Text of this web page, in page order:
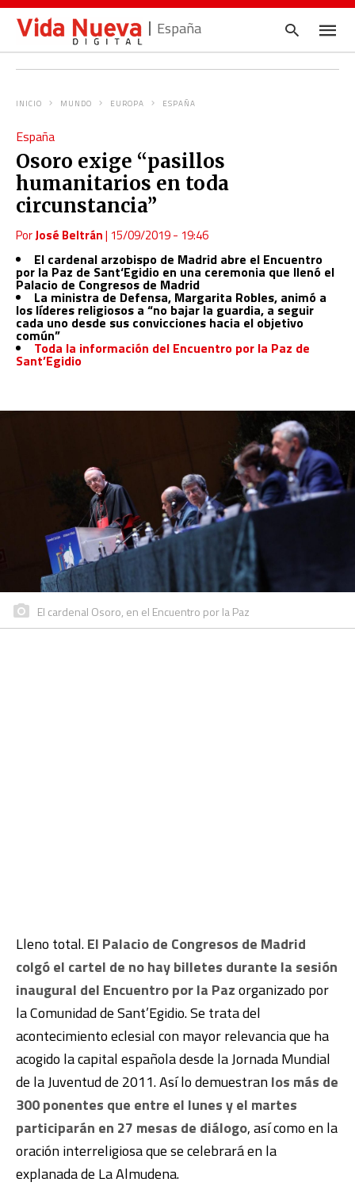
España
INICIO MUNDO EUROPA ESPAÑA
España
Osoro exige “pasillos
humanitarios en toda
circunstancia”
PorJosé Beltrán| 15/09/2019 - 19:46
El cardenal arzobispo de Madrid abre el Encuentro
por la Paz de Sant‘Egidio en una ceremonia que llenó el
Palacio de Congresos de Madrid
La ministra de Defensa, Margarita Robles, animó a
los líderes religiosos a “no bajar la guardia, a seguir
cada uno desde sus convicciones hacia el objetivo
común”
Toda la información del Encuentro por la Paz de
Sant’Egidio
El cardenal Osoro, en el Encuentro por la Paz
Lleno total.El Palacio de Congresos de Madrid
colgó el cartel de no hay billetes durante la sesión
inaugural del Encuentro por la Pazorganizado por
la Comunidad de Sant’Egidio. Se trata del
acontecimiento eclesial con mayor relevancia que ha
acogido la capital española desde la Jornada Mundial
de la Juventud de 2011. Así lo demuestranlos más de
300 ponentes que entre el lunes y el martes
participarán en 27 mesas de diálogo, así como en la
oración interreligiosa que se celebrará en la
explanada de La Almudena.